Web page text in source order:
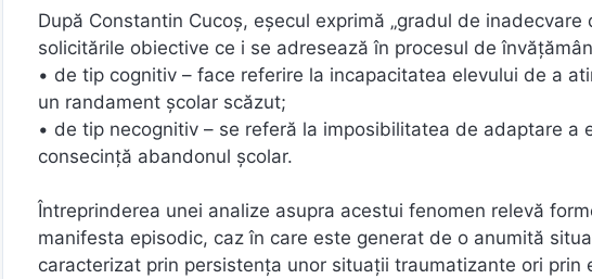
După Constantin Cucoș, eșecul exprimă „gradul de
solicitările obiective ce i se adresează în procesul de
• de tip cognitiv – face referire la incapacitatea elevului de a
un randament școlar scăzut;
• de tip necognitiv – se referă la imposibilitatea de adaptare a
consecință abandonul școlar.
Întreprinderea unei analize asupra acestui fenomen relevă
manifesta episodic, caz în care este generat de o anumită
caracterizat prin persistența unor situații traumatizante ori